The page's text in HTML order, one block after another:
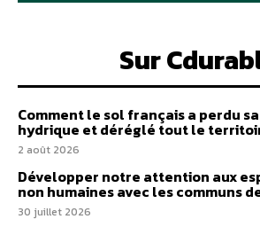
Sur
Comment le sol français a perdu
hydrique et déréglé tout le
2 août 2026
Développer notre attention aux
non humaines avec les communs
30 juillet 2026